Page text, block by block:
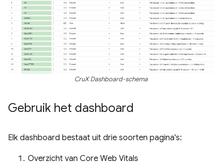
CruX Dashboard-schema
Gebruik het dashboard
Elk dashboard bestaat uit drie soorten pagina's:
Overzicht van Core Web Vitals